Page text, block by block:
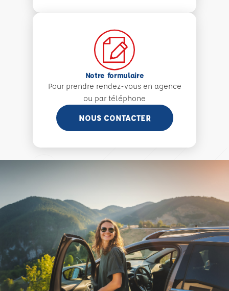
Notre formulaire
Pour prendre rendez-vous en agence
ou par téléphone
NOUS CONTACTER